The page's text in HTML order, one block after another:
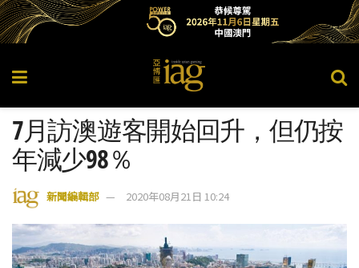
7月訪澳遊客開始回升，但仍按
年減少98％
新聞編輯部 2020年08月21日 10:24